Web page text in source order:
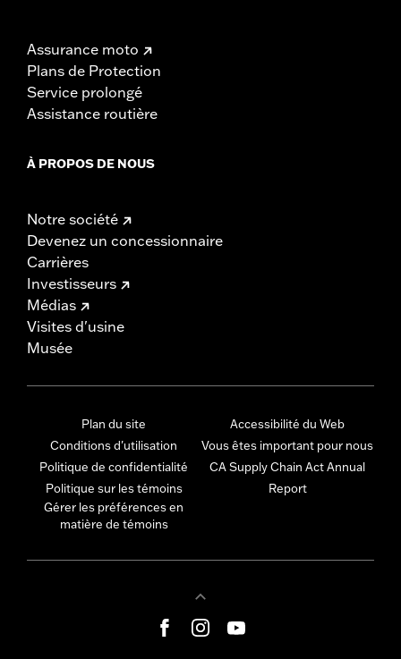
Assurance moto
Plans de Protection
Service prolongé
Assistance routière
À PROPOS DE NOUS
Notre société
Devenez un concessionnaire
Carrières
Investisseurs
Médias
Visites d'usine
Musée
Plan du site
Conditions d'utilisation
Politique de confidentialité
Politique sur les témoins
Gérer les préférences en
matière de témoins
Accessibilité du Web
Vous êtes important pour nous
CA Supply Chain Act Annual
Report